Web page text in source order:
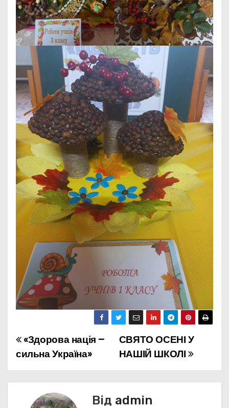
Н
в
СВЯТО ОСЕНІ У
НАШІЙ ШКОЛІ
«Здорова нація –
сильна Україна»
Від admin